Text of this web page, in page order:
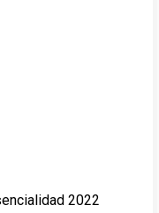
2022